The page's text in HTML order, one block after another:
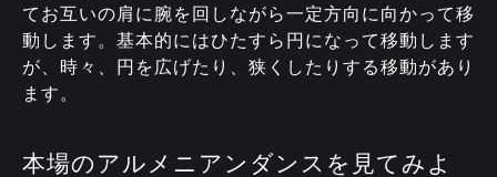
てお互いの肩に腕を回しながら一定方向に向かって移
動します。基本的にはひたすら円になって移動します
が、時々、円を広げたり、狭くしたりする移動があり
ます。
本場のアルメニアンダンスを見てみよ